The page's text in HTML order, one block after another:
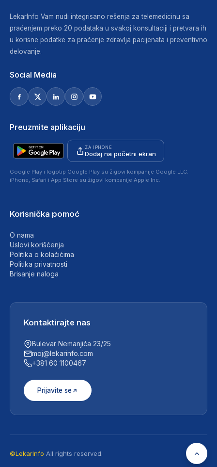
LekarInfo Vam nudi integrisano rešenja za telemedicinu sa
praćenjem preko 20 podataka u svakoj konsultaciji i pretvara ih
u korisne podatke za praćenje zdravlja pacijenata i preventivno
delovanje.
Social Media
Preuzmite aplikaciju
ZA IPHONE
Dodaj na početni ekran
Google Play i logotip Google Play su žigovi kompanije Google LLC.
iPhone, Safari i App Store su žigovi kompanije Apple Inc.
Korisnička pomoć
O nama
Uslovi korišćenja
Politika o kolačićima
Politika privatnosti
Brisanje naloga
Kontaktirajte nas
Bulevar Nemanjića 23/25
moj@lekarinfo.com
+381 60 1100467
Prijavite se
©LekarInfo All rights reserved.